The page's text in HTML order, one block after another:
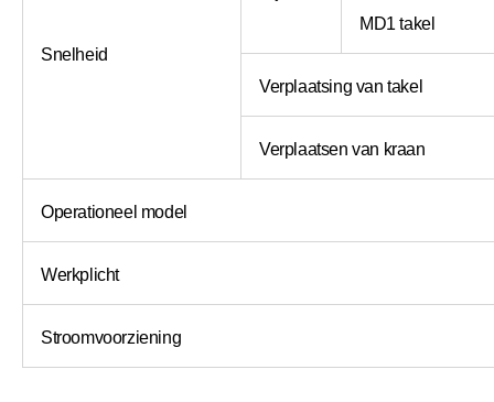
Snelheid
MD1 takel
Verplaatsing van takel
Verplaatsen van kraan
Operationeel model
Werkplicht
Stroomvoorziening